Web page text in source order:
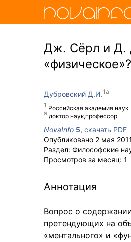
Дж. Сёрл и Д.
«физическое»?
Дубровский Д.И.
Российская академия наук
доктор наук,профессор
NovaInfo 5, скачать PDF
Опубликовано 2 мая 2011
Раздел: Философские
Просмотров за месяц: 1
Аннотация
Вопрос о
претендующих на
«ментального» и